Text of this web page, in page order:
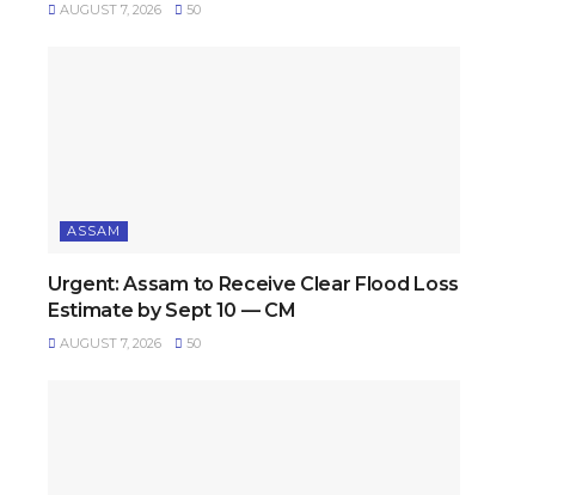
AUGUST 7, 2026 50
ASSAM
Urgent: Assam to Receive Clear Flood Loss
Estimate by Sept 10 — CM
AUGUST 7, 2026 50